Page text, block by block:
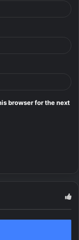
browser for the next